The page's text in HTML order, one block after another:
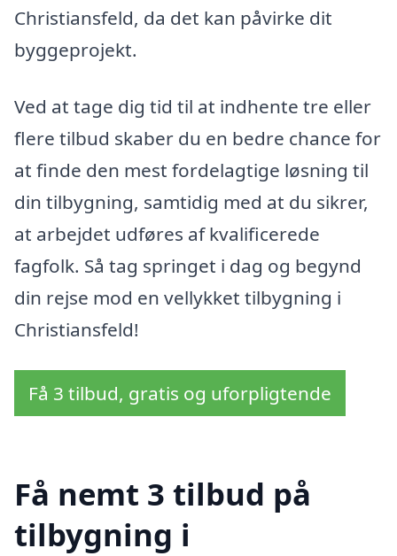
Christiansfeld, da det kan påvirke dit
byggeprojekt.
Ved at tage dig tid til at indhente tre eller
flere tilbud skaber du en bedre chance for
at finde den mest fordelagtige løsning til
din tilbygning, samtidig med at du sikrer,
at arbejdet udføres af kvalificerede
fagfolk. Så tag springet i dag og begynd
din rejse mod en vellykket tilbygning i
Christiansfeld!
Få 3 tilbud, gratis og uforpligtende
Få nemt 3 tilbud på
tilbygning i